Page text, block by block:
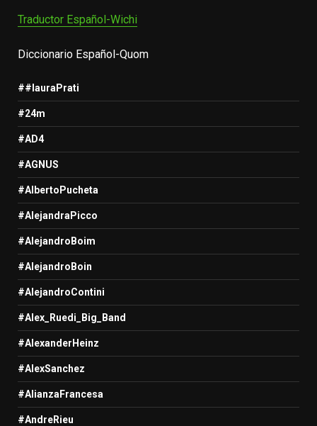
Traductor Español-Wichi
Diccionario Español-Quom
##lauraPrati
#24m
#AD4
#AGNUS
#AlbertoPucheta
#AlejandraPicco
#AlejandroBoim
#AlejandroBoin
#AlejandroContini
#Alex_Ruedi_Big_Band
#AlexanderHeinz
#AlexSanchez
#AlianzaFrancesa
#AndreRieu